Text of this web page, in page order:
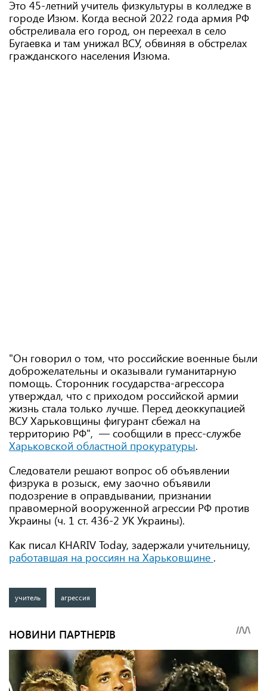
Это 45-летний учитель физкультуры в колледже в
городе Изюм. Когда весной 2022 года армия РФ
обстреливала его город, он переехал в село
Бугаевка и там унижал ВСУ, обвиняя в обстрелах
гражданского населения Изюма.
"Он говорил о том, что российские военные были
доброжелательны и оказывали гуманитарную
помощь. Сторонник государства-агрессора
утверждал, что с приходом российской армии
жизнь стала только лучше. Перед деоккупацией
ВСУ Харьковщины фигурант сбежал на
территорию РФ", — сообщили в пресс-службе
Харьковской областной прокуратуры.
Следователи решают вопрос об объявлении
физрука в розыск, ему заочно объявили
подозрение в оправдывании, признании
правомерной вооруженной агрессии РФ против
Украины (ч. 1 ст. 436-2 УК Украины).
Как писал KHARIV Today, задержали учительницу,
работавшая на россиян на Харьковщине .
учитель агрессия